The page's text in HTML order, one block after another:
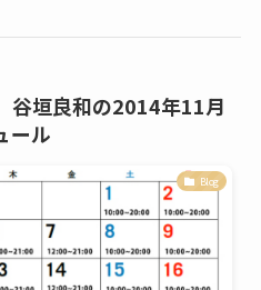
谷垣良和の2014年11月
ール
Blog